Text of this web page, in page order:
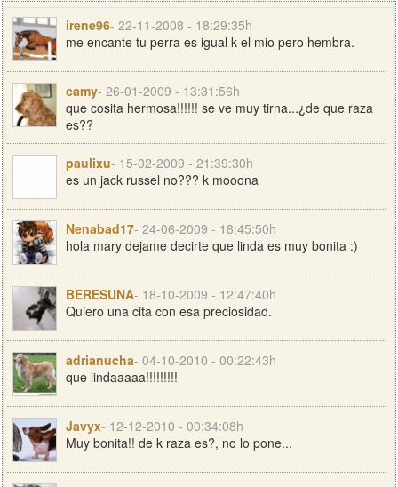
irene96- 22-11-2008 - 18:29:35h
me encante tu perra es igual k el mio pero hembra.
camy- 26-01-2009 - 13:31:56h
que cosita hermosa!!!!!! se ve muy tirna...¿de que raza
es??
paulixu- 15-02-2009 - 21:39:30h
es un jack russel no??? k mooona
Nenabad17- 24-06-2009 - 18:45:50h
hola mary dejame decirte que linda es muy bonita :)
BERESUNA- 18-10-2009 - 12:47:40h
Quiero una cita con esa preciosidad.
adrianucha- 04-10-2010 - 00:22:43h
que lindaaaaa!!!!!!!!!
Javyx- 12-12-2010 - 00:34:08h
Muy bonita!! de k raza es?, no lo pone...